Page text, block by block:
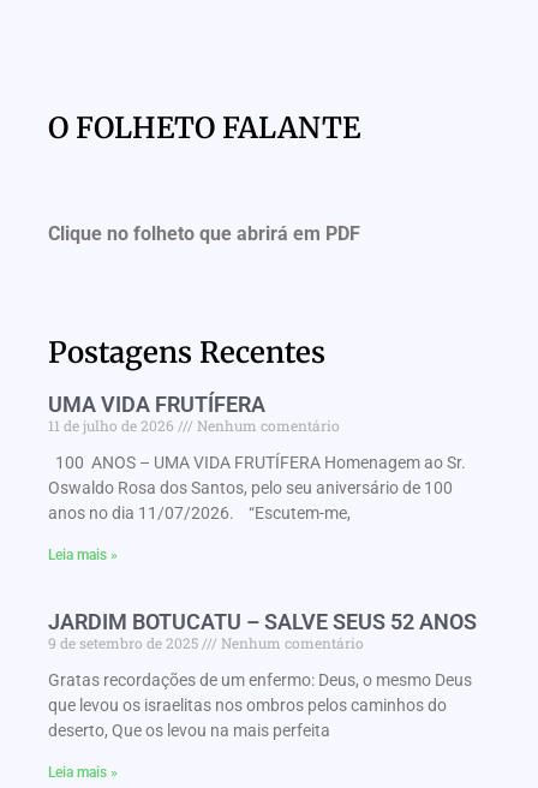
O FOLHETO FALANTE
Clique no folheto que abrirá em PDF
Postagens Recentes
UMA VIDA FRUTÍFERA
11 de julho de 2026
Nenhum comentário
100 ANOS – UMA VIDA FRUTÍFERA Homenagem ao Sr.
Oswaldo Rosa dos Santos, pelo seu aniversário de 100
anos no dia 11/07/2026. “Escutem-me,
Leia mais »
JARDIM BOTUCATU – SALVE SEUS 52 ANOS
9 de setembro de 2025
Nenhum comentário
Gratas recordações de um enfermo: Deus, o mesmo Deus
que levou os israelitas nos ombros pelos caminhos do
deserto, Que os levou na mais perfeita
Leia mais »